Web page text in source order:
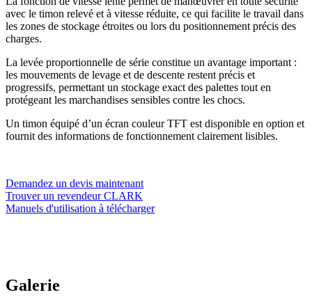
avec le timon relevé et à vitesse réduite, ce qui facilite le travail dans
les zones de stockage étroites ou lors du positionnement précis des
charges.
La levée proportionnelle de série constitue un avantage important :
les mouvements de levage et de descente restent précis et
progressifs, permettant un stockage exact des palettes tout en
protégeant les marchandises sensibles contre les chocs.
Un timon équipé d’un écran couleur TFT est disponible en option et
fournit des informations de fonctionnement clairement lisibles.
Demandez un devis maintenant
Trouver un revendeur CLARK
Manuels d'utilisation à télécharger
Galerie